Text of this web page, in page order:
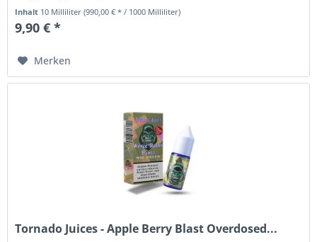
Inhalt 10 Milliliter(990,00 € * / 1000 Milliliter)
9,90 € *
Merken
Tornado Juices - Apple Berry Blast Overdosed...